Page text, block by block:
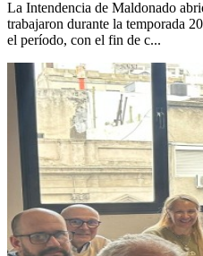
La Intendencia de Maldonado
trabajaron durante la temporada
el período, con el fin de c...